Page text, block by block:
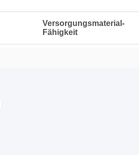
Versorgungsmaterial-
Fähigkeit